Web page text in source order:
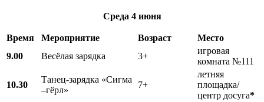
Среда 4 июня
Время Мероприятие Возраст
Место
9.00
Весёлая зарядка 3+
игровая
комната №111
10.30
Танец-зарядка «Сигма
–гёрл»
7+
летняя
площадка/
центр досуга*